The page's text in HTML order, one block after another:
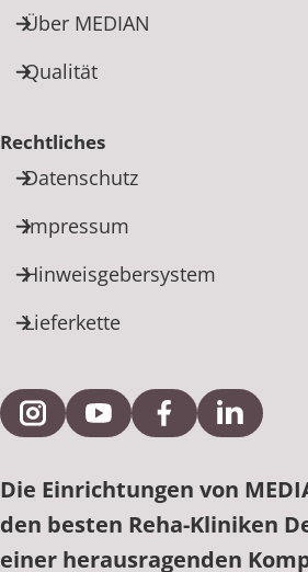
Über MEDIAN
Qualität
Rechtliches
Datenschutz
Impressum
Hinweisgebersystem
Lieferkette
Externe Verlinkung zu
Externe Verlinkung zu
ExterneExterne
Die Einrichtungen von
den besten Reha-Kliniken
einer herausragenden